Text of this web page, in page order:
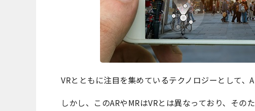
VRとともに注目を集めているテクノロジーとして、
しかし、このARやMRはVRとは異なっており、その